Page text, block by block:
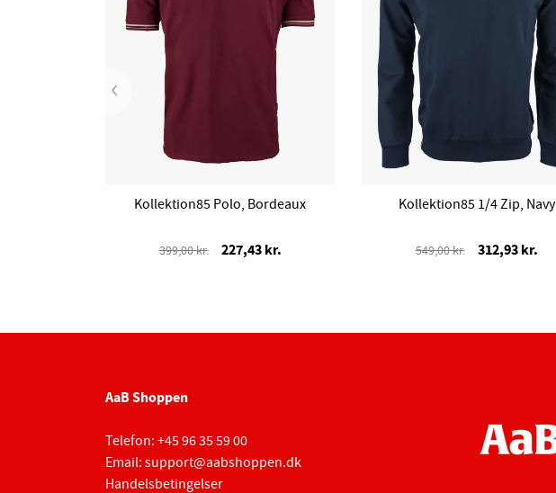
Kollektion85 Polo, Bordeaux
399,00 kr. 227,43 kr.
Kollektion85 1/4 Zip, Navy
549,00 kr. 312,93 kr.
‹
AaB Shoppen
Telefon: +45 96 35 59 00
Email: support@aabshoppen.dk
Handelsbetingelser